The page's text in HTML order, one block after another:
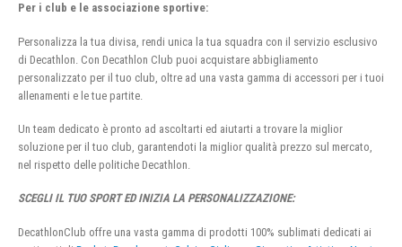
Per i club e le associazione sportive:
Personalizza la tua divisa, rendi unica la tua squadra con il servizio esclusivo
di Decathlon. Con Decathlon Club puoi acquistare abbigliamento
personalizzato per il tuo club, oltre ad una vasta gamma di accessori per i tuoi
allenamenti e le tue partite.
Un team dedicato è pronto ad ascoltarti ed aiutarti a trovare la miglior
soluzione per il tuo club, garantendoti la miglior qualità prezzo sul mercato,
nel rispetto delle politiche Decathlon.
SCEGLI IL TUO SPORT ED INIZIA LA PERSONALIZZAZIONE:
DecathlonClub offre una vasta gamma di prodotti 100% sublimati dedicati ai